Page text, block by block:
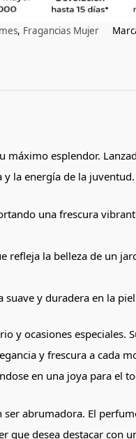
, Fragancias Mujer
máximo esplendor.
y la energía de la juventud.
una frescura
refleja la belleza de un
y duradera en la
y ocasiones especiales.
y frescura a cada
en una joya para el
abrumadora. El
que desea destacar con